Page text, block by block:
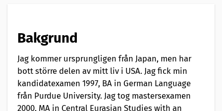
Bakgrund
Jag kommer ursprungligen från Japan, men har
bott större delen av mitt liv i USA. Jag fick min
kandidatexamen 1997, BA in German Language
från Purdue University. Jag tog mastersexamen
2000, MA in Central Eurasian Studies with an